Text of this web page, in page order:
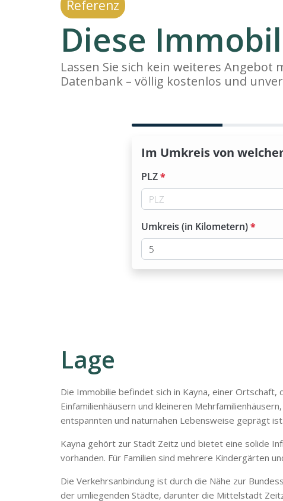
Referenz
Diese
Lassen Sie sich kein weiteres
Datenbank – völlig kostenlos und
Lage
Die Immobilie befindet sich in Kayna, einer
Einfamilienhäusern und kleineren
entspannten und naturnahen Lebensweise geprägt ist.
Kayna gehört zur Stadt Zeitz und bietet eine solide
vorhanden. Für Familien sind mehrere Kindergärten
Die Verkehrsanbindung ist durch die Nähe zur
der umliegenden Städte, darunter die Mittelstadt